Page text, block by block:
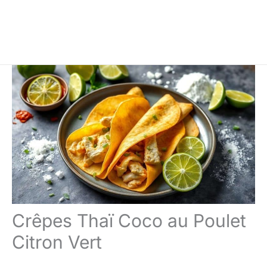
Crêpes Thaï Coco au Poulet
Citron Vert